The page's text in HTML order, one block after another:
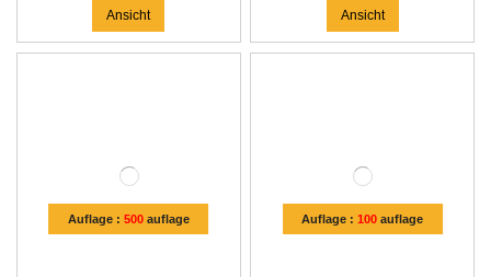
Ansicht Ansicht
Auflage : 500auflage Auflage :100 auflage